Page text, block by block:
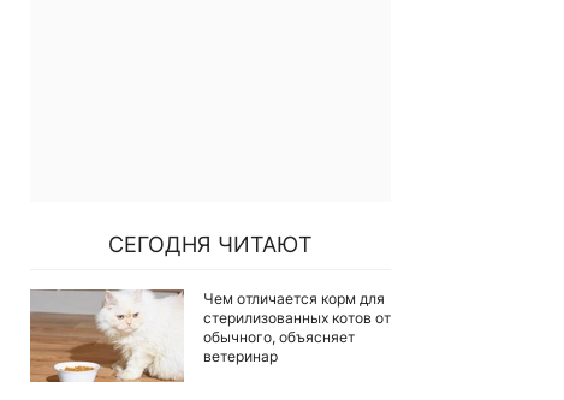
СЕГОДНЯ ЧИТАЮТ
Чем отличается корм для
стерилизованных котов от
обычного, объясняет
ветеринар